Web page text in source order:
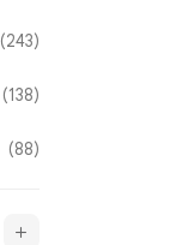
(243)
(138)
(88)